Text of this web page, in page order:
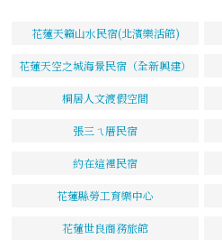
花蓮天籟山水民宿(北濱樂活館)
花蓮天空之城海景民宿（全新興建）
桐居人文渡假空間
張三ㄟ厝民宿
約在這裡民宿
花蓮縣勞工育樂中心
花蓮世良商務旅館